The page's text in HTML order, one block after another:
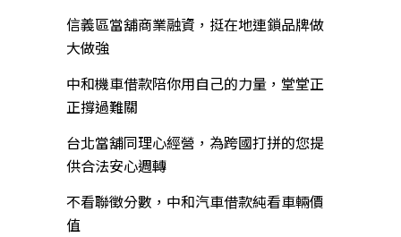
信義區當舖商業融資，挺在地連鎖品牌做
大做強
中和機車借款陪你用自己的力量，堂堂正
正撐過難關
台北當舖同理心經營，為跨國打拼的您提
供合法安心週轉
不看聯徵分數，中和汽車借款純看車輛價
值